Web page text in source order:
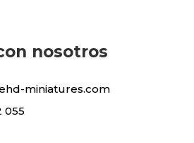
nosotros
miniatures.com
055